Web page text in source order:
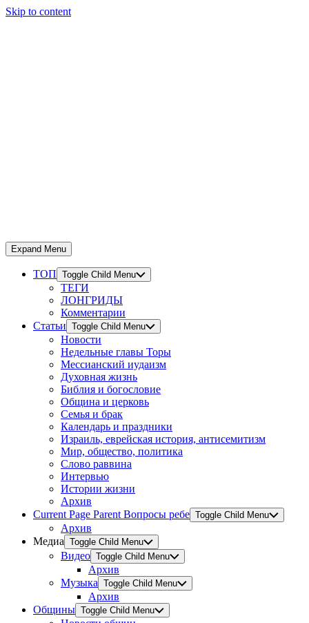
Skip to content
Expand Menu
ТОП Toggle Child Menu
ТЕГИ
ЛОНГРИДЫ
Комментарии
Статьи Toggle Child Menu
Новости
Недельные главы Торы
Мессианский иудаизм
Духовная жизнь
Библия и богословие
Община и церковь
Семья и брак
Календарь и праздники
Израиль, еврейская история, антисемитизм
Мир, общество, политика
Слово раввина
Интервью
Истории жизни
Архив
Current Page Parent Вопросы ребе Toggle Child Menu
Архив
Медиа Toggle Child Menu
Видео Toggle Child Menu
Архив
Музыка Toggle Child Menu
Архив
Общины Toggle Child Menu